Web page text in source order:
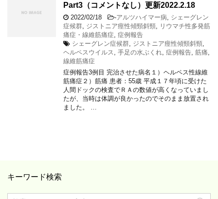
Part3（コメントなし）更新2022.2.18
2022/02/18 -アルツハイマー病
シェーグレン
症候群 ジストニア痙性傾頸斜頸
リウマチ性多発筋
痛症・線維筋痛症 症例報告
シェーグレン症候群 ジストニア痙性傾頸斜頸
ヘルペスウイルス
手足の水ぶくれ 症例報告 筋痛
線維筋痛症
症例報告3例目 完治させた病名１）ヘルペス性線維
筋痛症２）筋痛 患者：55歳 平成１７年頃に受けた
人間ドックの検査でＲＡの数値が高くなっていまし
たが、当時は体調が良かったのでそのまま放置され
ました。 …
キーワード検索